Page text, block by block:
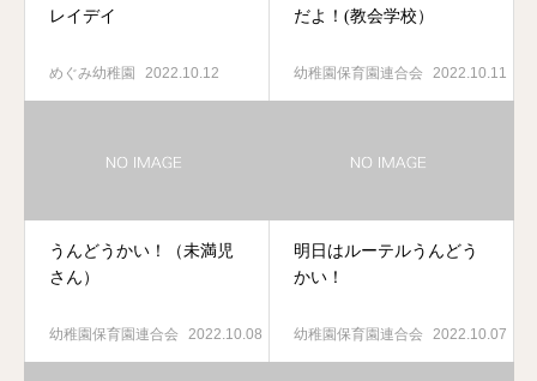
レイデイ
めぐみ幼稚園 2022.10.12
だよ！(教会学校）
幼稚園保育園連合会 2022.10.11
うんどうかい！（未満児
さん）
幼稚園保育園連合会 2022.10.08
明日はルーテルうんどう
かい！
幼稚園保育園連合会 2022.10.07